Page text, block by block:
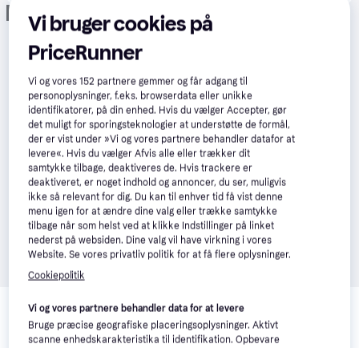
Annonce
Relaterede produkter
Se vores forslag til andre produkter, der matcher dine
interesser. Vis alle
Vi bruger cookies på
PriceRunner
Vi og vores152 partnere gemmer og får adgang til
personoplysninger, f.eks. browserdata eller unikke
identifikatorer, på din enhed. Hvis du vælger Accepter, gør
det muligt for sporingsteknologier at understøtte de formål,
der er vist under »Vi og vores partnere behandler datafor at
levere«. Hvis du vælger Afvis alle eller trækker dit
samtykke tilbage, deaktiveres de. Hvis trackere er
deaktiveret, er noget indhold og annoncer, du ser, muligvis
ikke så relevant for dig. Du kan til enhver tid få vist denne
menu igen for at ændre dine valg eller trække samtykke
tilbage når som helst ved at klikke Indstillinger på linket
nederst på websiden. Dine valg vil have virkning i vores
Website. Se vores privatliv politik for at få flere oplysninger.
Cookiepolitik
Vi og vores partnere behandler data for at levere
Bruge præcise geografiske placeringsoplysninger. Aktivt
scanne enhedskarakteristika til identifikation. Opbevare